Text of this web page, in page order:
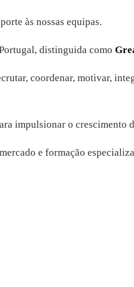
às nossas equipas.
distinguida como
coordenar, motivar,
impulsionar o crescimento
e formação